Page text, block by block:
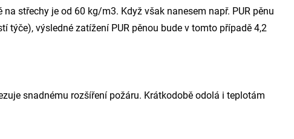
střechy je od 60 kg/m3. Když však nanesem např. PUR pěnu
výsledné zatížení PUR pěnou bude v tomto případě 4,2
snadnému rozšíření požáru. Krátkodobě odolá i teplotám